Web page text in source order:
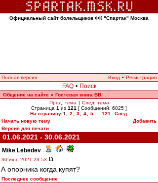
Официальный сайт болельщиков ФК "Спартак" Москва
Полная версия Вход • Регистрация
FAQ • Поиск
Общение на сайте » Гостевая книга ВВ
Пред. тема | След. тема
Страница 1 из 121 [ Сообщений: 6025 ]
На страницу 1 2 3 4 5 121
След.
Начать новую тему
Добавить
Версия для печати
01.06.2021 - 30.06.2021
Mike Lebedev -
30 июн 2021 23:53
А опорника когда купят?
Последнее сообщение